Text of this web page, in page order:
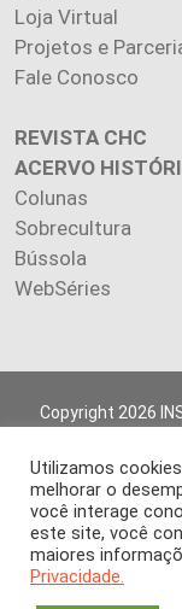
Loja Virtual
Projetos e
Fale Conosco
REVISTA CHC
ACERVO
Colunas
Sobrecultura
Bússola
WebSéries
Copyright 2026
Os artigos
É proibida a
e
Utilizamos
melhorar o
você interage
este site, você
maiores
Privacidade.